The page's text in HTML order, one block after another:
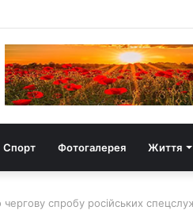
Спорт Фотогалерея Життя
чергову спробу російських